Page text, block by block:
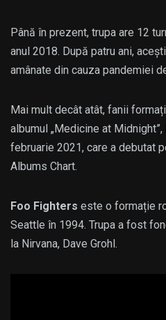
Până în prezent, trupa are 12
anul 2018. După patru ani,
amânate din cauza pandemiei
Mai mult decât atât, fanii
albumul „Medicine at
februarie 2021, care a debutat
Albums Chart.
Foo Fighters este o formație
Seattle în 1994. Trupa a fost
la Nirvana, Dave Grohl.